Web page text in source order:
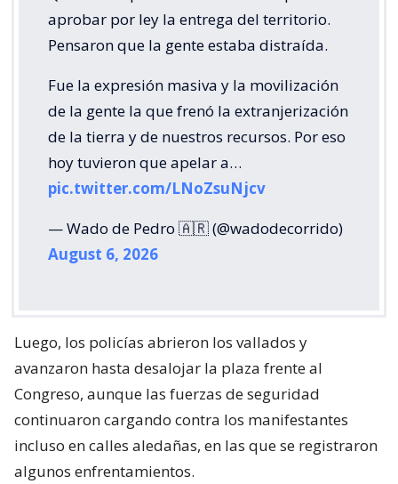
aprobar por ley la entrega del territorio.
Pensaron que la gente estaba distraída.
Fue la expresión masiva y la movilización
de la gente la que frenó la extranjerización
de la tierra y de nuestros recursos. Por eso
hoy tuvieron que apelar a…
pic.twitter.com/LNoZsuNjcv
— Wado de Pedro 🇦🇷 (@wadodecorrido)
August 6, 2026
Luego, los policías abrieron los vallados y
avanzaron hasta desalojar la plaza frente al
Congreso, aunque las fuerzas de seguridad
continuaron cargando contra los manifestantes
incluso en calles aledañas, en las que se registraron
algunos enfrentamientos.